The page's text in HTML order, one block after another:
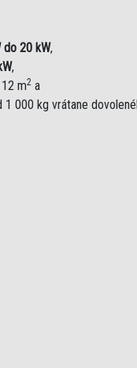
do 20 kW,
,
m2 a
000 kg vrátane